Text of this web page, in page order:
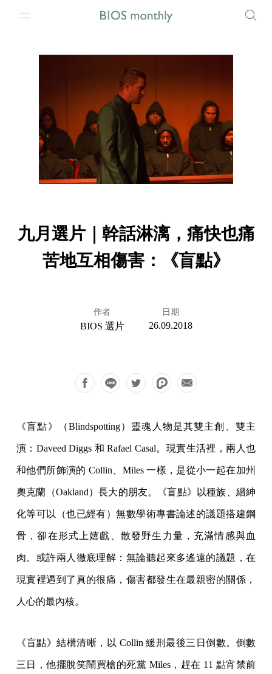
九月選片｜幹話淋漓，痛快也痛
苦地互相傷害：《盲點》
作者
BIOS 選片
日期
26.09.2018
《盲點》（Blindspotting）靈魂人物是其雙主創、雙主
演：Daveed Diggs 和 Rafael Casal。現實生活裡，兩人也
和他們所飾演的 Collin、Miles 一樣，是從小一起在加州
奧克蘭（Oakland）長大的朋友。《盲點》以種族、縉紳
化等可以（也已經有）無數學術專書論述的議題搭建鋼
骨，卻在形式上嬉戲、散發野生力量，充滿情感與血
肉。或許兩人徹底理解：無論聽起來多遙遠的議題，在
現實裡遇到了真的很痛，傷害都發生在最親密的關係，
人心的最內核。
《盲點》結構清晰，以 Collin 緩刑最後三日倒數。倒數
三日，他擺脫笑鬧買槍的死黨 Miles，趕在 11 點宵禁前